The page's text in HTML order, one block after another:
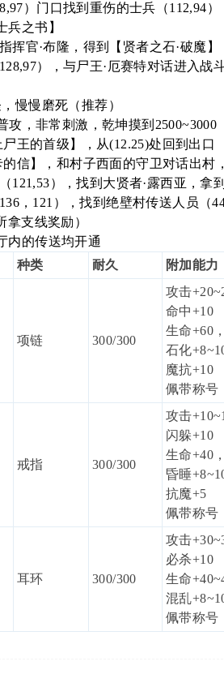
）门口找到重伤的士兵（112,94
之书】
官·布隆，得到【贤者之石·破魔】
），与尸王·厄赛特对话进入战
慢慢磨死（推荐）
攻，非常刺激，乾坤摸到2500~3000
王的首级】，从(12.25)处回到出口
信】，和村子西面的守卫对话出
121,53），找到大贤者·露西亚，拿
，121），找到绝壁村传送人员（
支线奖励）
内的传送均开通
种类 耐久 附加能力
项链 300/300
攻击
命中+10
生命+60
石化
魔抗+10
佩带称号
戒指 300/300
攻击
闪躲+10
生命+40
昏睡
抗魔+5
佩带称号
耳环 300/300
攻击
必杀+10
生命
混乱
佩带称号